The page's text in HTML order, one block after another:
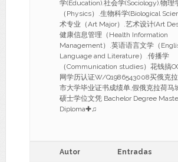
学(Education).社会学(Sociology).物理
（Physics）.生物科学(Biological
术专业（Art Major）.艺术设计(Art
健康信息管理（Health Information
Management）.英语语言文学（
Language and Literature）.传播学
（Communication studies）花钱搞
网学历认证W/Q1986543008买俄克
市大学毕业证书成绩单,假俄克拉荷马
硕士学位文凭 Bachelor Degree
Diploma✚♫
Autor Entradas